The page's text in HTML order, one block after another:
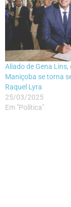
Aliado de Gena
Maniçoba se torna
Raquel Lyra
25/03/2025
Em "Política"